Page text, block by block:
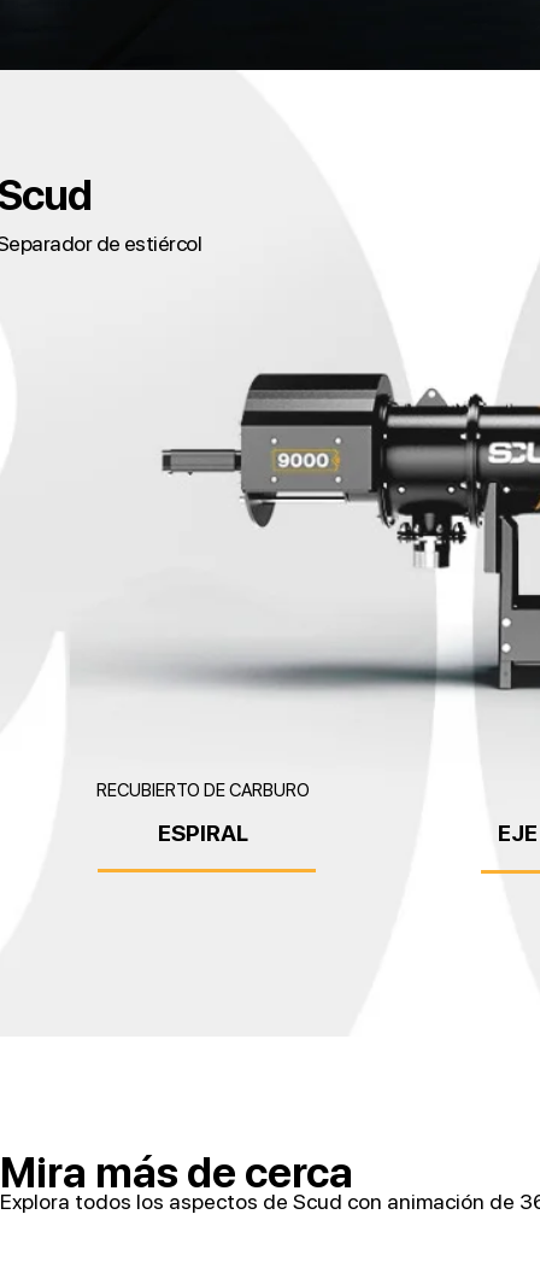
de estiércol
ESPIRAL
RECUBIERTO DE CARBURO
Mira más de cerca
Explora todos los aspectos de Scud con animación de